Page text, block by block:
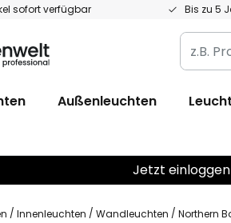
sofort verfügbar Bis zu 5
z.B.
Produkt,
EAN
Außenleuchten
Jetzt
Innenleuchten Wandleuchten Northern